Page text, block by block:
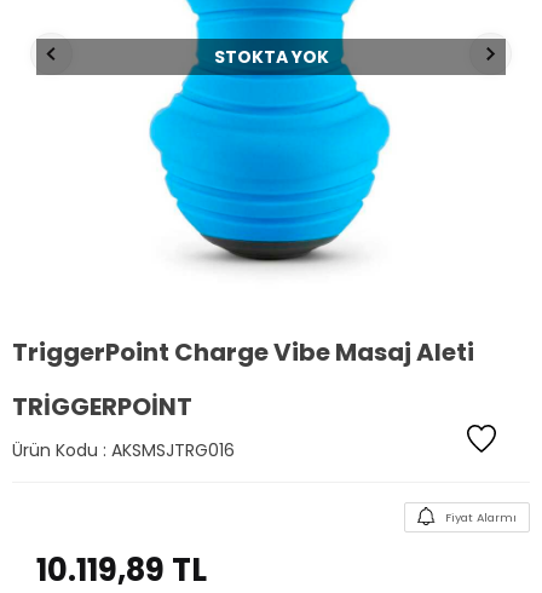
STOKTA YOK
TriggerPoint Charge Vibe Masaj Aleti
TRIGGERPOINT
Ürün Kodu : AKSMSJTRG016
Fiyat Alarmı
10.119,89 TL